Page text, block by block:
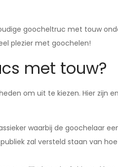
goocheltruc met touw
plezier met goochelen!
met touw?
om uit te kiezen. Hier zijn
waarbij de goochelaar
zal versteld staan van